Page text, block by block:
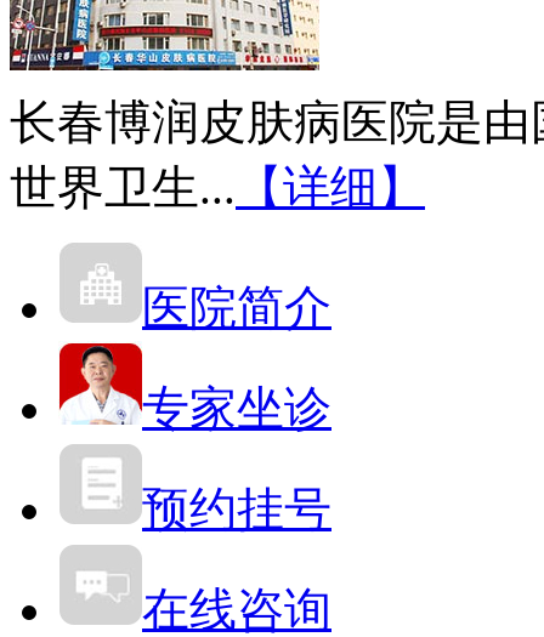
长春博润皮肤病医院是
世界卫生... 【详细】
医院简介
专家坐诊
预约挂号
在线咨询